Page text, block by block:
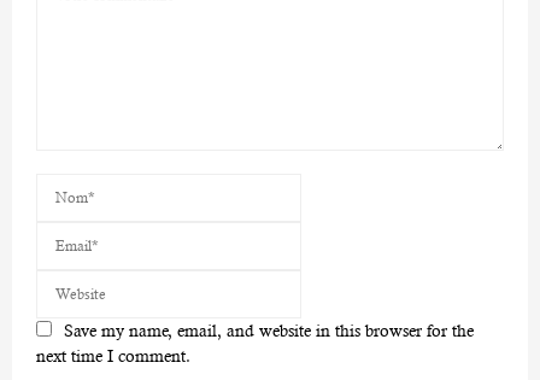
Save my name, email, and website in this browser for the
next time I comment.